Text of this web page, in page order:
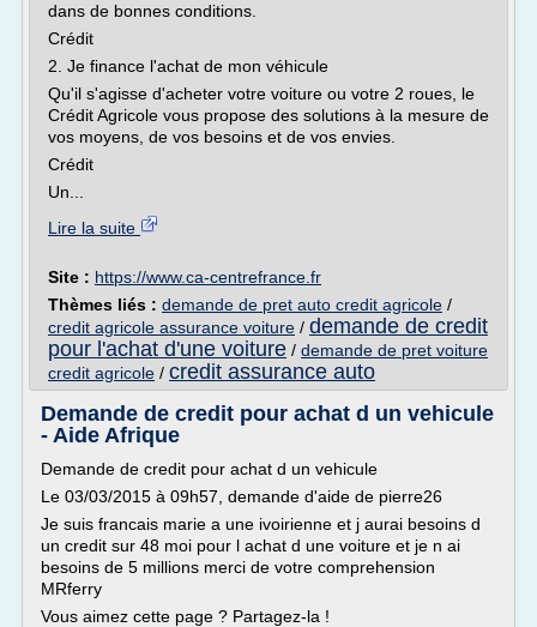
dans de bonnes conditions.
Crédit
2. Je finance l'achat de mon véhicule
Qu'il s'agisse d'acheter votre voiture ou votre 2 roues, le
Crédit Agricole vous propose des solutions à la mesure de
vos moyens, de vos besoins et de vos envies.
Crédit
Un...
Lire la suite
Site : https://www.ca-centrefrance.fr
Thèmes liés : demande de pret auto credit agricole /
credit agricole assurance voiture / demande de credit
pour l'achat d'une voiture / demande de pret voiture
credit agricole / credit assurance auto
Demande de credit pour achat d un vehicule
- Aide Afrique
Demande de credit pour achat d un vehicule
Le 03/03/2015 à 09h57, demande d'aide de pierre26
Je suis francais marie a une ivoirienne et j aurai besoins d
un credit sur 48 moi pour l achat d une voiture et je n ai
besoins de 5 millions merci de votre comprehension
MRferry
Vous aimez cette page ? Partagez-la !